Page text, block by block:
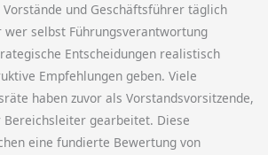
und Geschäftsführer täglich
selbst Führungsverantwortung
Entscheidungen realistisch
Empfehlungen geben. Viele
haben zuvor als Vorstandsvorsitzende,
gearbeitet. Diese
eine fundierte Bewertung von